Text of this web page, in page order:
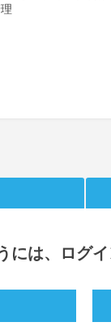
には、ログ